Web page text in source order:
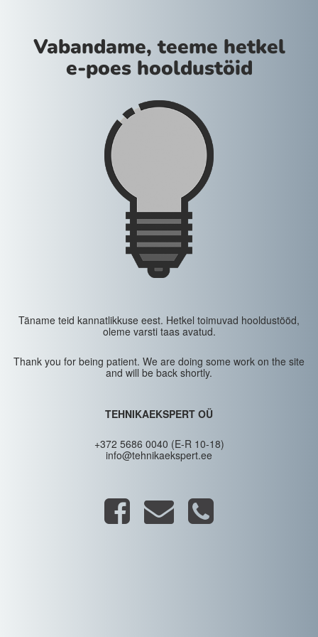
Vabandame, teeme hetkel
e-poes hooldustöid
Täname teid kannatlikkuse eest. Hetkel toimuvad hooldustööd,
oleme varsti taas avatud.
Thank you for being patient. We are doing some work on the site
and will be back shortly.
TEHNIKAEKSPERT OÜ
+372 5686 0040 (E-R 10-18)
info@tehnikaekspert.ee